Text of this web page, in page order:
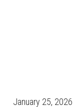
January 25, 2026